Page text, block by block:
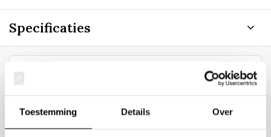
Toestemming Details Over
Specificaties
Staat uw plantsoort of maat er niet
tussen? Laat het ons weten, dan
gaan we voor u kijken. Stuur ons
de plantnaam, hoogte, stamdikte en